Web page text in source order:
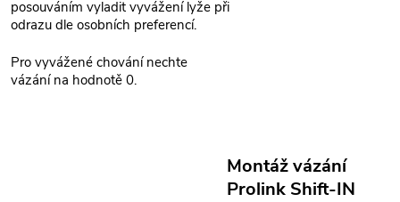
posouváním vyladit vyvážení lyže při
odrazu dle osobních preferencí.
Pro vyvážené chování nechte
vázání na hodnotě 0.
Montáž vázání
Prolink Shift-IN